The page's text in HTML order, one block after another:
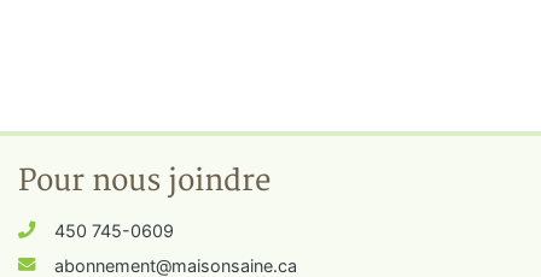
Pour nous joindre
450 745-0609
abonnement@maisonsaine.ca